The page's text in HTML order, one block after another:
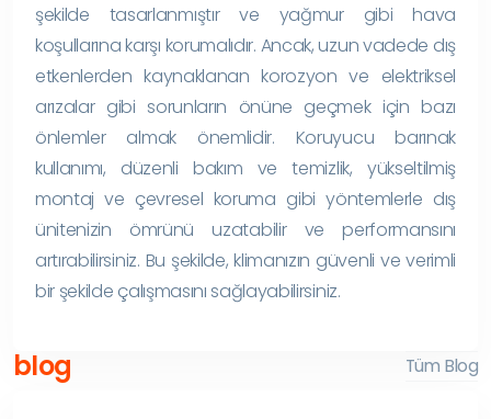
şekilde tasarlanmıştır ve yağmur gibi hava
koşullarına karşı korumalıdır. Ancak, uzun vadede dış
etkenlerden kaynaklanan korozyon ve elektriksel
arızalar gibi sorunların önüne geçmek için bazı
önlemler almak önemlidir. Koruyucu barınak
kullanımı, düzenli bakım ve temizlik, yükseltilmiş
montaj ve çevresel koruma gibi yöntemlerle dış
ünitenizin ömrünü uzatabilir ve performansını
artırabilirsiniz. Bu şekilde, klimanızın güvenli ve verimli
bir şekilde çalışmasını sağlayabilirsiniz.
blog Tüm Blog